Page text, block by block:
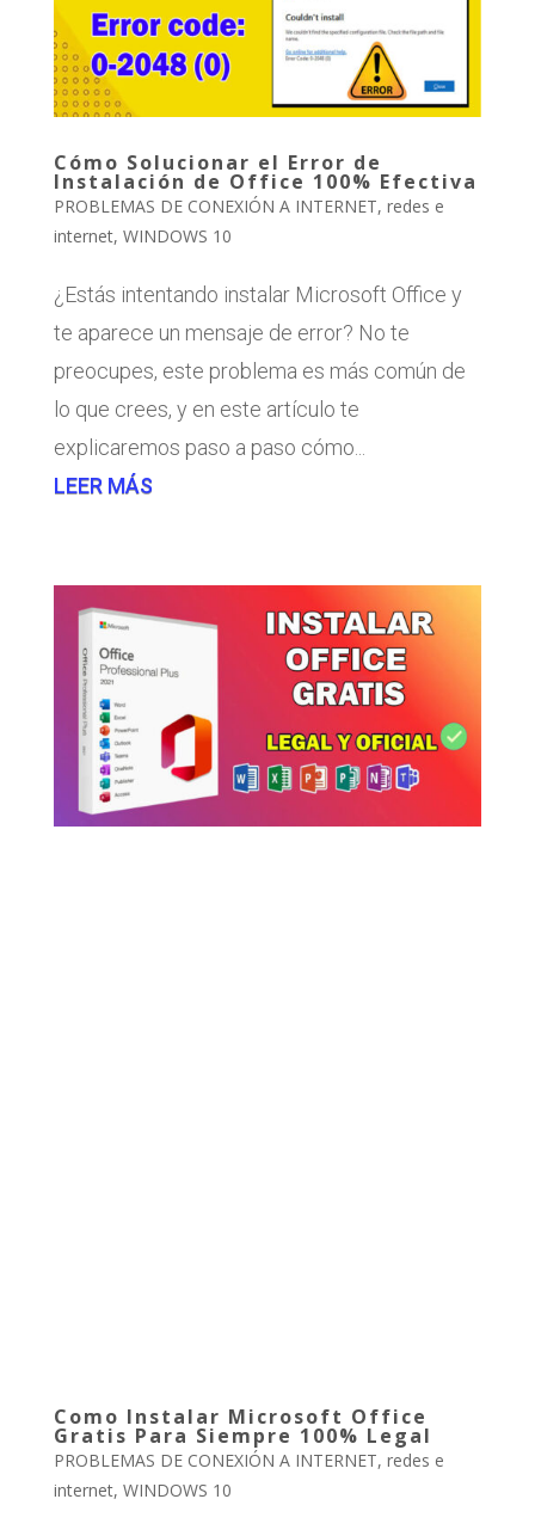
Cómo Solucionar el Error de
Instalación de Office 100% Efectiva
PROBLEMAS DE CONEXIÓN A INTERNET, redes e
internet, WINDOWS 10
¿Estás intentando instalar Microsoft Office y
te aparece un mensaje de error? No te
preocupes, este problema es más común de
lo que crees, y en este artículo te
explicaremos paso a paso cómo...
LEER MÁS
Como Instalar Microsoft Office
Gratis Para Siempre 100% Legal
PROBLEMAS DE CONEXIÓN A INTERNET, redes e
internet, WINDOWS 10